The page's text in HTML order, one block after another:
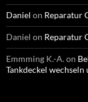
Daniel on Reparatur
Daniel on Reparatur
Emmming K.-A.on
Tankdeckel